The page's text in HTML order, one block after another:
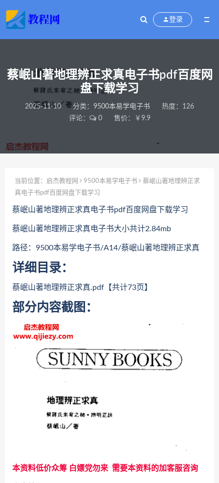
登录
蔡岷山著地理辨正求真电子书pdf百度网
盘下载学习
2025-11-10 分类： 9500本易学电子书
热度：126
评论：
0 售价：￥9.9
当前位置： 启杰教程网 9500本易学电子书
蔡岷山著地理辨正求
真电子书pdf百度网盘下载学习
蔡岷山著地理辨正求真电子书pdf百度网盘下载学习
蔡岷山著地理辨正求真电子书大小共计2.84mb
路径：9500本易学电子书/A14/蔡岷山著地理辨正求真
详细目录：
蔡岷山著地理辨正求真.pdf【共计73页】
部分内容截图：
本资料低价众筹 白嫖党勿来 需要本资料的加客服咨询